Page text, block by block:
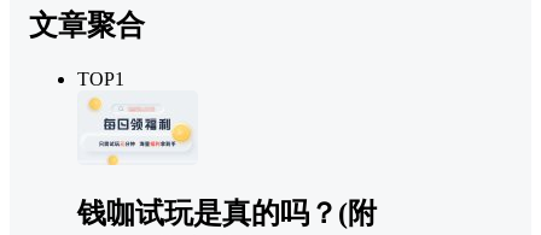
文章聚合
TOP1
钱咖试玩是真的吗？(附